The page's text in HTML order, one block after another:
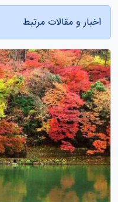
اخبار و مقالات مرتبط